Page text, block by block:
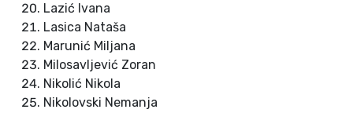
Lazić Ivana
Lasica Nataša
Marunić Miljana
Milosavljević Zoran
Nikolić Nikola
Nikolovski Nemanja